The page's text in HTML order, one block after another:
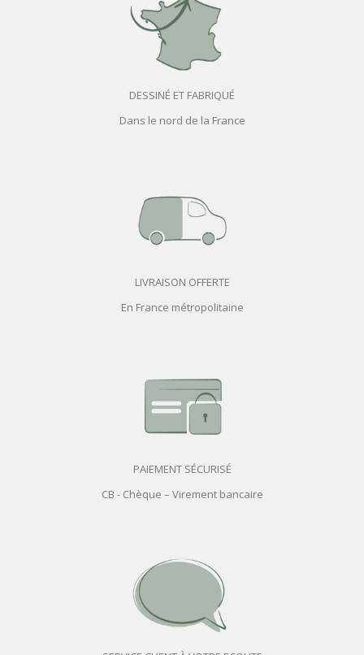
DESSINÉ ET FABRIQUÉ
Dans le nord de la France
LIVRAISON OFFERTE
En France métropolitaine
PAIEMENT SÉCURISÉ
CB - Chèque – Virement bancaire